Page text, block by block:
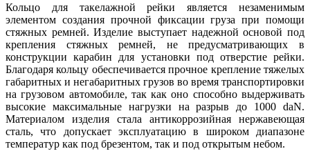
Кольцо для такелажной рейки является незаменимым
элементом создания прочной фиксации груза при помощи
стяжных ремней. Изделие выступает надежной основой под
крепления стяжных ремней, не предусматривающих в
конструкции карабин для установки под отверстие рейки.
Благодаря кольцу обеспечивается прочное крепление тяжелых
габаритных и негабаритных грузов во время транспортировки
на грузовом автомобиле, так как оно способно выдерживать
высокие максимальные нагрузки на разрыв до 1000 daN.
Материалом изделия стала антикоррозийная нержавеющая
сталь, что допускает эксплуатацию в широком диапазоне
температур как под брезентом, так и под открытым небом.